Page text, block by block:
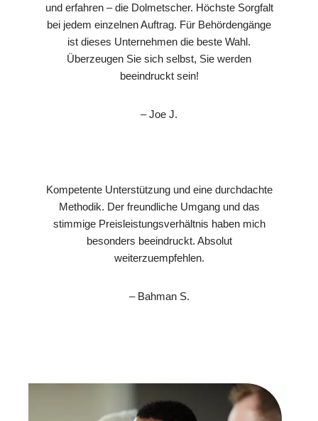
und erfahren – die Dolmetscher. Höchste Sorgfalt
bei jedem einzelnen Auftrag. Für Behördengänge
ist dieses Unternehmen die beste Wahl.
Überzeugen Sie sich selbst, Sie werden
beeindruckt sein!
– Joe J.
Kompetente Unterstützung und eine durchdachte
Methodik. Der freundliche Umgang und das
stimmige Preisleistungsverhältnis haben mich
besonders beeindruckt. Absolut
weiterzuempfehlen.
– Bahman S.